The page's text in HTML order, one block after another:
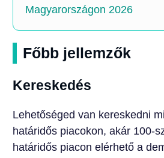
Magyarországon 2026
Főbb jellemzők
Kereskedés
Lehetőséged van kereskedni
határidős piacokon, akár 100-
határidős piacon elérhető a